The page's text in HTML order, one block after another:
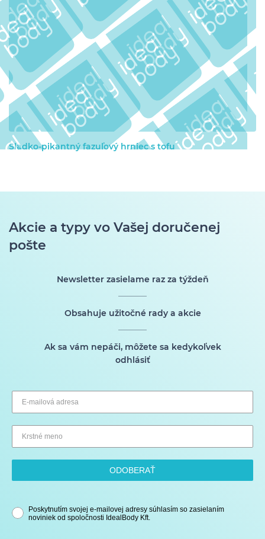
Sladko-pikantný fazuľový hrniec s tofu
Akcie a typy vo Vašej doručenej
pošte
Newsletter zasielame raz za týždeň
Obsahuje užitočné rady a akcie
Ak sa vám nepáči, môžete sa kedykoľvek
odhlásiť
ODOBERAŤ
Poskytnutím svojej e-mailovej adresy súhlasím so zasielaním
noviniek od spoločnosti IdealBody Kft.